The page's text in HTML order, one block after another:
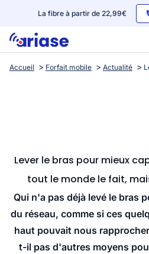
La fibre à partir de 22,99€
Box internet
Streaming
Accueil Forfait mobile Actualité
Lever le bras pour mieux
tout le monde le fait,
Qui n'a pas déjà levé le bras
du réseau, comme si ces
haut pouvait nous
t-il pas d'autres moyens